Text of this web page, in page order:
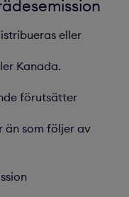
eller
Kanada.
förutsätter
än som följer av